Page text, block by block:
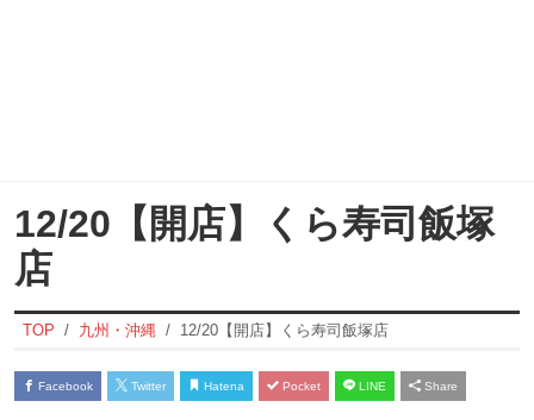
12/20【開店】くら寿司飯塚
店
TOP 九州・沖縄 12/20【開店】くら寿司飯塚店
Facebook Twitter Hatena Pocket LINE Share